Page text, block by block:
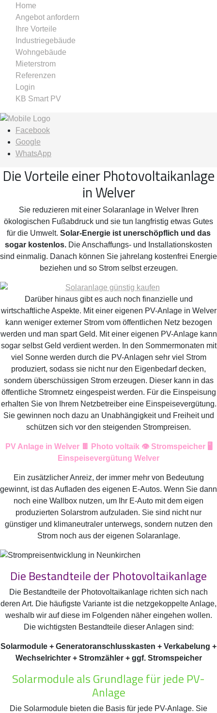
Home
Angebot anfordern
Ihre Vorteile
Industriegebäude
Wohngebäude
Mieterstrom
Referenzen
Login
KB Smart PV
Facebook
Google
WhatsApp
Die Vorteile einer Photovoltaikanlage
in Welver
Sie reduzieren mit einer Solaranlage in Welver Ihren
ökologischen Fußabdruck und sie tun langfristig etwas Gutes
für die Umwelt. Solar-Energie ist unerschöpflich und das
sogar kostenlos. Die Anschaffungs- und Installationskosten
sind einmalig. Danach können Sie jahrelang kostenfrei Energie
beziehen und so Strom selbst erzeugen.
Darüber hinaus gibt es auch noch finanzielle und
wirtschaftliche Aspekte. Mit einer eigenen PV-Anlage in Welver
kann weniger externer Strom vom öffentlichen Netz bezogen
werden und man spart Geld. Mit einer eigenen PV-Anlage kann
sogar selbst Geld verdient werden. In den Sommermonaten mit
viel Sonne werden durch die PV-Anlagen sehr viel Strom
produziert, sodass sie nicht nur den Eigenbedarf decken,
sondern überschüssigen Strom erzeugen. Dieser kann in das
öffentliche Stromnetz eingespeist werden. Für die Einspeisung
erhalten Sie von Ihrem Netzbetreiber eine Einspeisevergütung.
Sie gewinnen noch dazu an Unabhängigkeit und Freiheit und
schützen sich vor den steigenden Strompreisen.
PV Anlage in Welver 🍫 Photo voltaik 👁️ Stromspeicher 🖥️
Einspeisevergütung Welver
Ein zusätzlicher Anreiz, der immer mehr von Bedeutung
gewinnt, ist das Aufladen des eigenen E-Autos. Wenn Sie dann
noch eine Wallbox nutzen, um Ihr E-Auto mit dem eigen
produzierten Solarstrom aufzuladen. Sie sind nicht nur
günstiger und klimaneutraler unterwegs, sondern nutzen den
Strom noch aus der eigenen Solaranlage.
Die Bestandteile der Photovoltaikanlage
Die Bestandteile der Photovoltaikanlage richten sich nach
deren Art. Die häufigste Variante ist die netzgekoppelte Anlage,
weshalb wir auf diese im Folgenden näher eingehen wollen.
Die wichtigsten Bestandteile dieser Anlagen sind:
Solarmodule + Generatoranschlusskasten + Verkabelung +
Wechselrichter + Stromzähler + ggf. Stromspeicher
Solarmodule als Grundlage für jede PV-
Anlage
Die Solarmodule bieten die Basis für jede PV-Anlage. Sie